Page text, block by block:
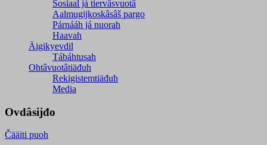
Sosiaal já tiervâsvuotâ
Aalmugijkoskâsâš pargo
Párnááh já nuorah
Haavah
Äigikyevdil
Tábáhtusah
Ohtâvuotâtiäđuh
Rekigistemtiäđuh
Media
Ovdâsijđo
Čääiti puoh